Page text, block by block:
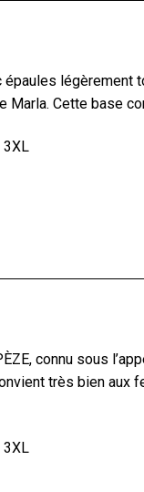
légèrement
Marla. Cette base
3XL
connu sous
très bien
3XL